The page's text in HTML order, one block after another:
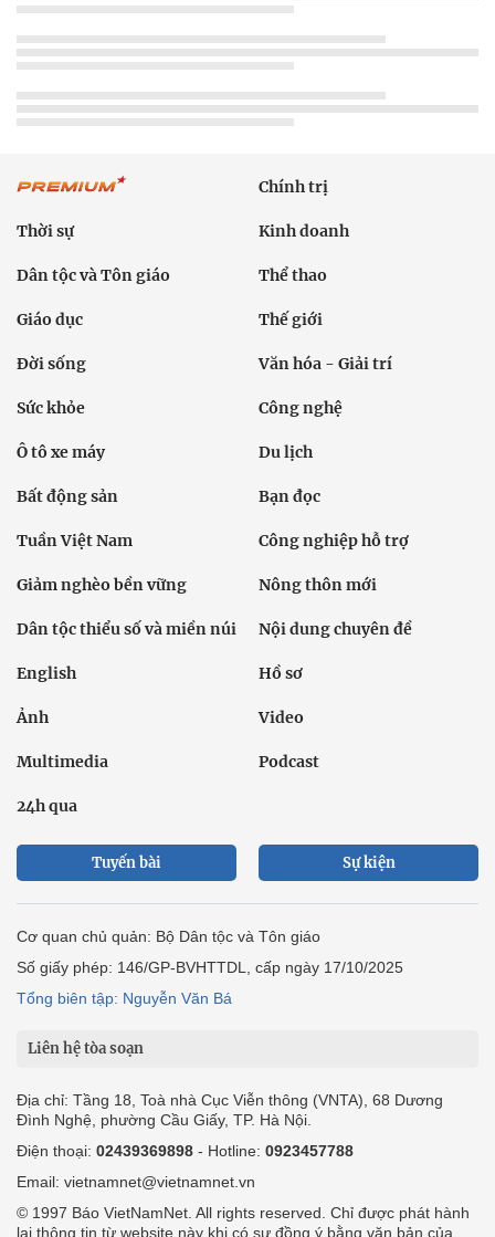
Chính trị
Thời sự Kinh doanh
Dân tộc và Tôn giáo Thể thao
Giáo dục Thế giới
Đời sống Văn hóa - Giải trí
Sức khỏe Công nghệ
Ô tô xe máy Du lịch
Bất động sản Bạn đọc
Tuần Việt Nam Công nghiệp hỗ trợ
Giảm nghèo bền vững Nông thôn mới
Dân tộc thiểu số và miền núi Nội dung chuyên đề
English Hồ sơ
Ảnh Video
Multimedia Podcast
24h qua
Tuyến bài Sự kiện
Cơ quan chủ quản: Bộ Dân tộc và Tôn giáo
Số giấy phép: 146/GP-BVHTTDL, cấp ngày 17/10/2025
Tổng biên tập: Nguyễn Văn Bá
Liên hệ tòa soạn
Địa chỉ: Tầng 18, Toà nhà Cục Viễn thông (VNTA), 68 Dương
Đình Nghệ, phường Cầu Giấy, TP. Hà Nội.
Điện thoại: 02439369898 - Hotline: 0923457788
Email: vietnamnet@vietnamnet.vn
© 1997 Báo VietNamNet. All rights reserved. Chỉ được phát hành
lại thông tin từ website này khi có sự đồng ý bằng văn bản của